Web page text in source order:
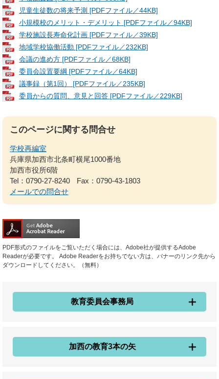
児童生徒数の将来予測 [PDFファイル／44KB]
小規模校のメリット・デメリット [PDFファイル／94KB]
学校施設長寿命化計画 [PDFファイル／39KB]
地域学校協働活動 [PDFファイル／232KB]
会議の進め方 [PDFファイル／68KB]
委員会設置要綱 [PDFファイル／64KB]
議事録（第1回） [PDFファイル／235KB]
委員からの質問、意見と回答 [PDFファイル／229KB]
このページに関する問合せ
学校再編室
兵庫県加西市北条町横尾1000番地
加西市役所6階
Tel：0790-27-8240
Fax：0790-43-1803
メールでの問合せ
PDF形式のファイルをご覧いただく場合には、Adobe社が提供するAdobe
Readerが必要です。
Adobe Readerをお持ちでない方は、バナーのリンク先から
ダウンロードしてください。（無料）
教育委員会事務局
加西の教育3本の矢